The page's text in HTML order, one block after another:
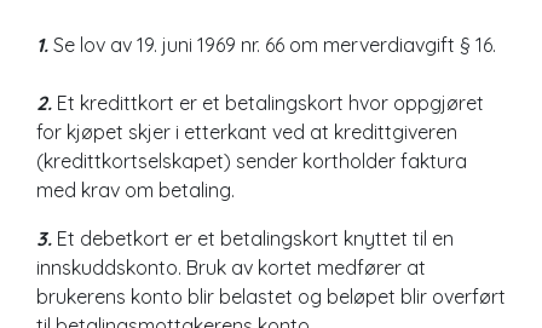
1. Se lov av 19. juni 1969 nr. 66 om merverdiavgift § 16.
2. Et kredittkort er et betalingskort hvor oppgjøret
for kjøpet skjer i etterkant ved at kredittgiveren
(kredittkortselskapet) sender kortholder faktura
med krav om betaling.
3. Et debetkort er et betalingskort knyttet til en
innskuddskonto. Bruk av kortet medfører at
brukerens konto blir belastet og beløpet blir overført